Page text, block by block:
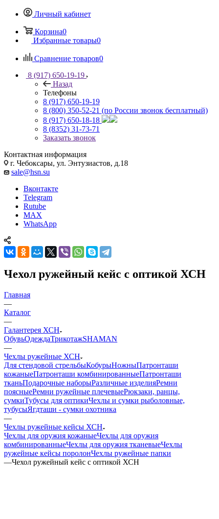
Личный кабинет
Корзина0
Избранные товары0
Сравнение товаров0
8 (917) 650-19-19
Назад
Телефоны
8 (917) 650-19-19
8 (800) 350-52-21 (по России звонок бесплатный)
8 (917) 650-18-18
8 (8352) 31-73-71
Заказать звонок
Контактная информация
г. Чебоксары, ул. Энтузиастов, д.18
sale@hsn.su
Вконтакте
Telegram
Rutube
MAX
WhatsApp
Чехол ружейный кейс с оптикой ХСН
Главная
—
Каталог
—
Галантерея ХСН
ОбувьОдеждаТрикотажSHAMAN
—
Чехлы ружейные ХСН
Для стендовой стрельбыКобурыНожныПатронташи
кожаныеПатронташи комбинированныеПатронташи
тканьПодарочные наборыРазличные изделияРемни
поясныеРемни ружейные плечевыеРюкзаки, ранцы,
сумкиТубусы для оптикиЧехлы и сумки рыболовные,
тубусыЯгдташи - сумки охотника
—
Чехлы ружейные кейсы ХСН
Чехлы для оружия кожаныеЧехлы для оружия
комбинированныеЧехлы для оружия тканевыеЧехлы
ружейные кейсы поролонЧехлы ружейные папки
—Чехол ружейный кейс с оптикой ХСН